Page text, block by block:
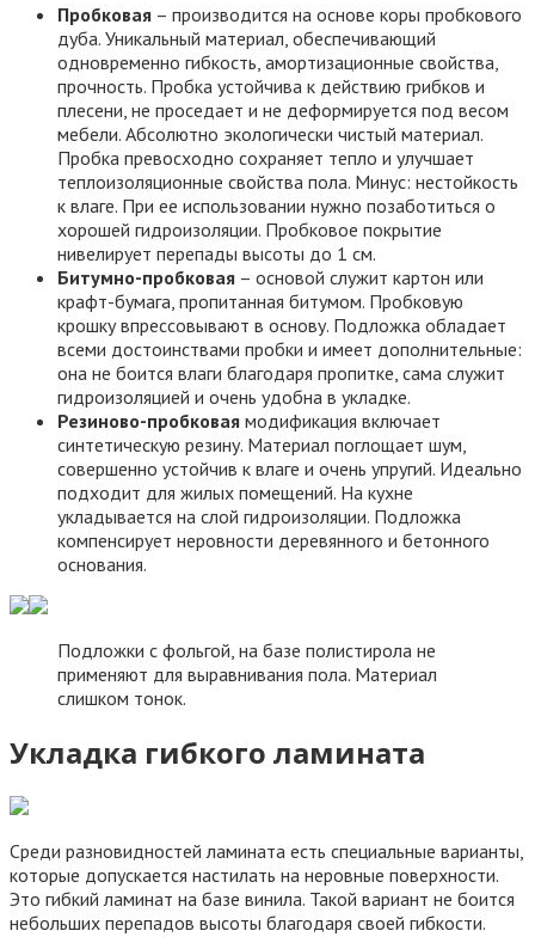
Пробковая – производится на основе коры пробкового
дуба. Уникальный материал, обеспечивающий
одновременно гибкость, амортизационные свойства,
прочность. Пробка устойчива к действию грибков и
плесени, не проседает и не деформируется под весом
мебели. Абсолютно экологически чистый материал.
Пробка превосходно сохраняет тепло и улучшает
теплоизоляционные свойства пола. Минус: нестойкость
к влаге. При ее использовании нужно позаботиться о
хорошей гидроизоляции. Пробковое покрытие
нивелирует перепады высоты до 1 см.
Битумно-пробковая – основой служит картон или
крафт-бумага, пропитанная битумом. Пробковую
крошку впрессовывают в основу. Подложка обладает
всеми достоинствами пробки и имеет дополнительные:
она не боится влаги благодаря пропитке, сама служит
гидроизоляцией и очень удобна в укладке.
Резиново-пробковая модификация включает
синтетическую резину. Материал поглощает шум,
совершенно устойчив к влаге и очень упругий. Идеально
подходит для жилых помещений. На кухне
укладывается на слой гидроизоляции. Подложка
компенсирует неровности деревянного и бетонного
основания.
Подложки с фольгой, на базе полистирола не
применяют для выравнивания пола. Материал
слишком тонок.
Укладка гибкого ламината
Среди разновидностей ламината есть специальные варианты,
которые допускается настилать на неровные поверхности.
Это гибкий ламинат на базе винила. Такой вариант не боится
небольших перепадов высоты благодаря своей гибкости.